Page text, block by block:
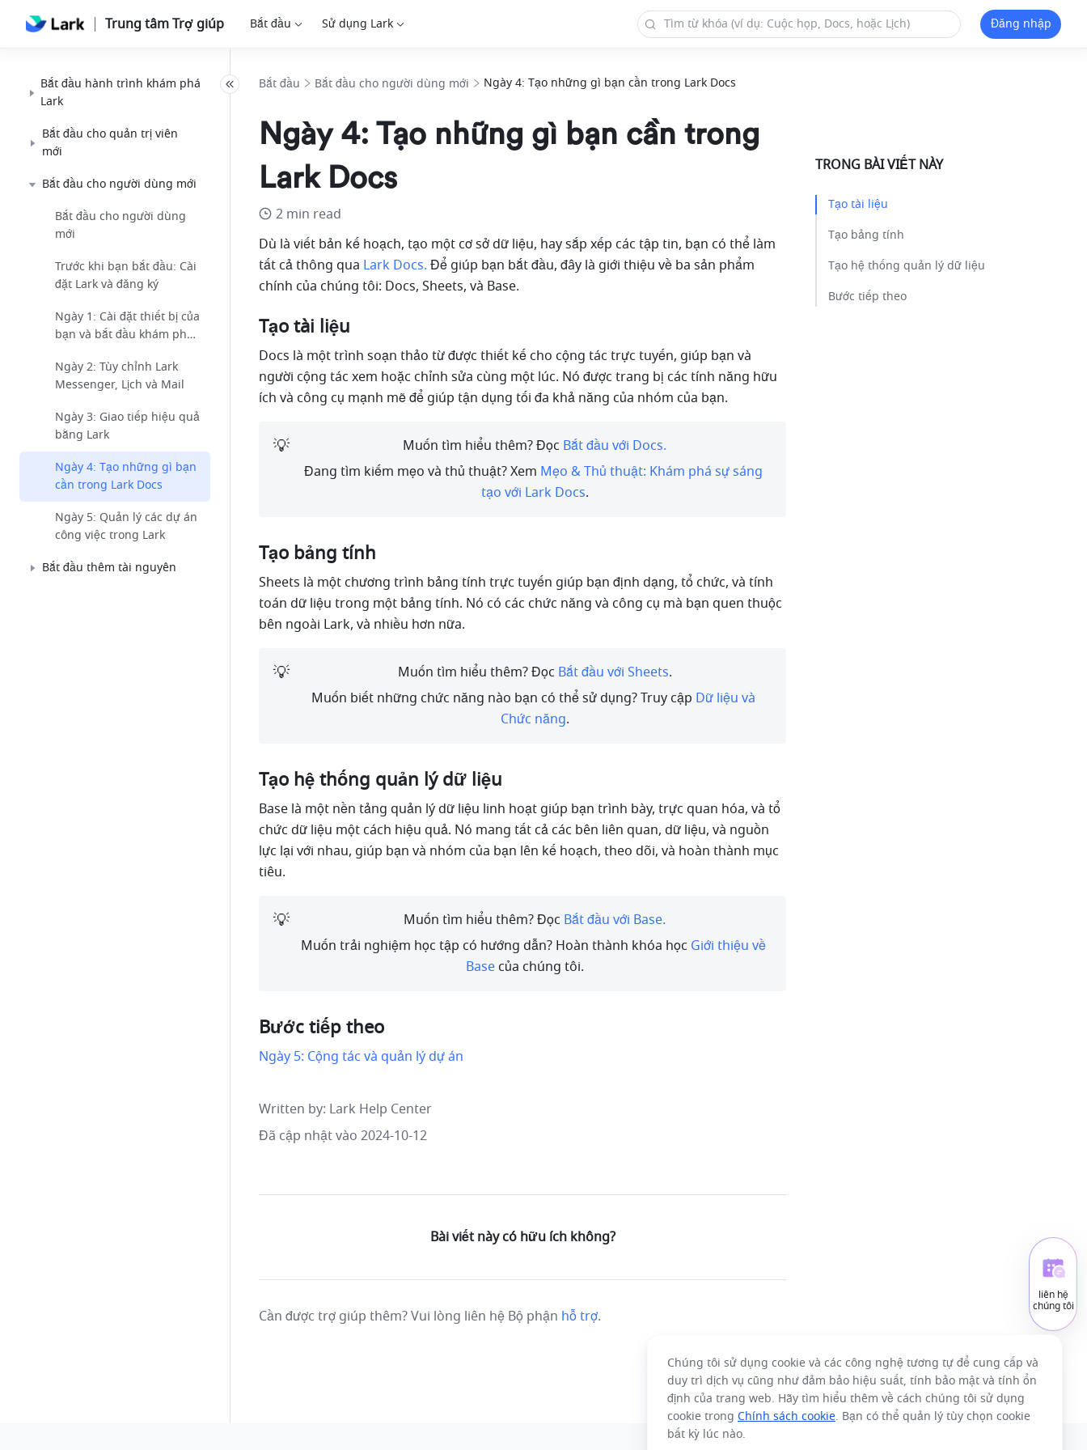
Trung tâm Trợ giúp Bắt đầu Sử dụng Lark Đăng nhập
Bắt đầu hành trình khám phá
Lark
Bắt đầu cho quản trị viên
mới
Bắt đầu cho người dùng mới
Bắt đầu cho người dùng
mới
Trước khi bạn bắt đầu: Cài
đặt Lark và đăng ký
Ngày 1: Cài đặt thiết bị của
bạn và bắt đầu khám phá
Ngày 2: Tùy chỉnh Lark
Messenger, Lịch và Mail
Ngày 3: Giao tiếp hiệu quả
bằng Lark
Ngày 4: Tạo những gì bạn
cần trong Lark Docs
Ngày 5: Quản lý các dự án
công việc trong Lark
Bắt đầu thêm tài nguyên
Bắt đầu Bắt đầu cho người dùng mới Ngày 4: Tạo những gì bạn cần trong Lark Docs
Ngày 4: Tạo những gì bạn cần trong
Lark Docs
2 min read
Dù là viết bản kế hoạch, tạo một cơ sở dữ liệu, hay sắp xếp các tập tin, bạn có thể làm
tất cả thông qua Lark Docs. Để giúp bạn bắt đầu, đây là giới thiệu về ba sản phẩm
chính của chúng tôi: Docs, Sheets, và Base.
Tạo tài liệu
Docs là một trình soạn thảo từ được thiết kế cho cộng tác trực tuyến, giúp bạn và
người cộng tác xem hoặc chỉnh sửa cùng một lúc. Nó được trang bị các tính năng hữu
ích và công cụ mạnh mẽ để giúp tận dụng tối đa khả năng của nhóm của bạn.
💡 Muốn tìm hiểu thêm? Đọc Bắt đầu với Docs.
Đang tìm kiếm mẹo và thủ thuật? Xem Mẹo & Thủ thuật: Khám phá sự sáng
tạo với Lark Docs.
Tạo bảng tính
Sheets là một chương trình bảng tính trực tuyến giúp bạn định dạng, tổ chức, và tính
toán dữ liệu trong một bảng tính. Nó có các chức năng và công cụ mà bạn quen thuộc
bên ngoài Lark, và nhiều hơn nữa.
💡 Muốn tìm hiểu thêm? Đọc Bắt đầu với Sheets.
Muốn biết những chức năng nào bạn có thể sử dụng? Truy cập Dữ liệu và
Chức năng.
Tạo hệ thống quản lý dữ liệu
Base là một nền tảng quản lý dữ liệu linh hoạt giúp bạn trình bày, trực quan hóa, và tổ
chức dữ liệu một cách hiệu quả. Nó mang tất cả các bên liên quan, dữ liệu, và nguồn
lực lại với nhau, giúp bạn và nhóm của bạn lên kế hoạch, theo dõi, và hoàn thành mục
tiêu.
💡 Muốn tìm hiểu thêm? Đọc Bắt đầu với Base.
Muốn trải nghiệm học tập có hướng dẫn? Hoàn thành khóa học Giới thiệu về
Base của chúng tôi.
Bước tiếp theo
Ngày 5: Cộng tác và quản lý dự án
Written by: Lark Help Center
Đã cập nhật vào 2024-10-12
Bài viết này có hữu ích không?
Cần được trợ giúp thêm? Vui lòng liên hệ Bộ phận hỗ trợ.
TRONG BÀI VIẾT NÀY
Tạo tài liệu​
Tạo bảng tính ​
Tạo hệ thống quản lý dữ liệu​
Bước tiếp theo​
liên hệ
chúng tôi
Chúng tôi sử dụng cookie và các công nghệ tương tự để cung cấp và
duy trì dịch vụ cũng như đảm bảo hiệu suất, tính bảo mật và tính ổn
định của trang web. Hãy tìm hiểu thêm về cách chúng tôi sử dụng
cookie trong Chính sách cookie. Bạn có thể quản lý tùy chọn cookie
bất kỳ lúc nào.